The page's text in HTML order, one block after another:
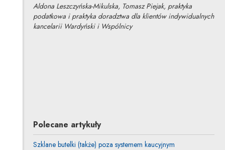
Aldona Leszczyńska-Mikulska, Tomasz Piejak, praktyka
podatkowa i praktyka doradztwa dla klientów indywidualnych
kancelarii Wardyński i Wspólnicy
Polecane artykuły
Szklane butelki (także) poza systemem kaucyjnym